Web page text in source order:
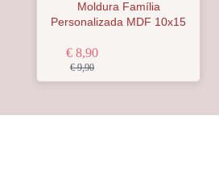
Moldura Família
Personalizada MDF 10x15
€ 8,90
€ 9,90